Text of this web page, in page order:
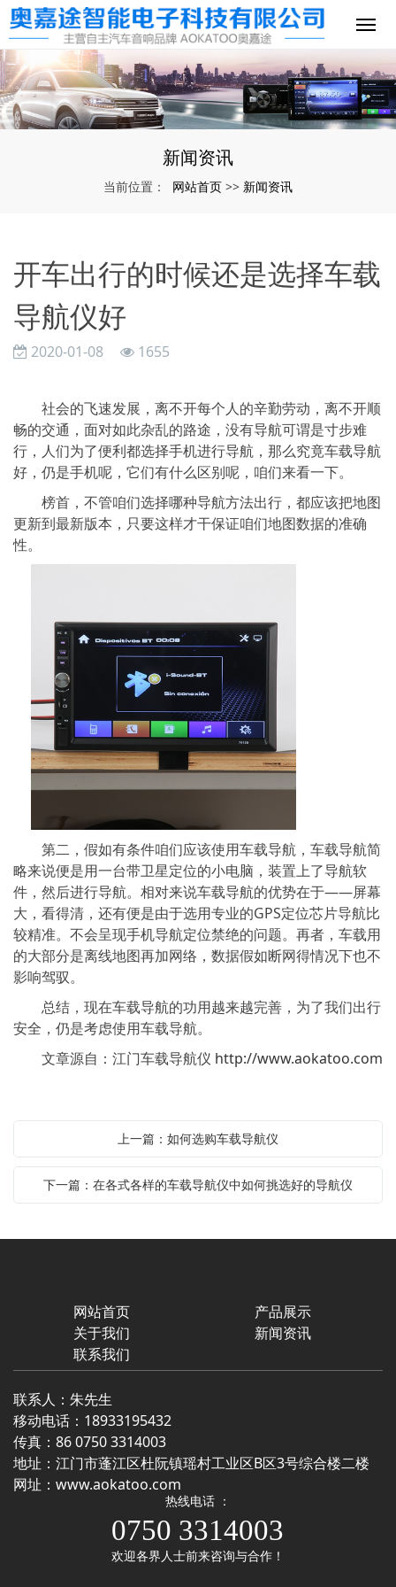
新闻资讯
当前位置： 网站首页 >> 新闻资讯
开车出行的时候还是选择车载
导航仪好
2020-01-08 1655
社会的飞速发展，离不开每个人的辛勤劳动，离不开顺
畅的交通，面对如此杂乱的路途，没有导航可谓是寸步难
行，人们为了便利都选择手机进行导航，那么究竟车载导航
好，仍是手机呢，它们有什么区别呢，咱们来看一下。
榜首，不管咱们选择哪种导航方法出行，都应该把地图
更新到最新版本，只要这样才干保证咱们地图数据的准确
性。
第二，假如有条件咱们应该使用车载导航，车载导航简
略来说便是用一台带卫星定位的小电脑，装置上了导航软
件，然后进行导航。相对来说车载导航的优势在于——屏幕
大，看得清，还有便是由于选用专业的GPS定位芯片导航比
较精准。不会呈现手机导航定位禁绝的问题。再者，车载用
的大部分是离线地图再加网络，数据假如断网得情况下也不
影响驾驭。
总结，现在车载导航的功用越来越完善，为了我们出行
安全，仍是考虑使用车载导航。
文章源自：江门车载导航仪 http://www.aokatoo.com
上一篇：如何选购车载导航仪
下一篇：在各式各样的车载导航仪中如何挑选好的导航仪
网站首页
产品展示
关于我们
新闻资讯
联系我们
联系人：朱先生
移动电话： 18933195432
传真：86 0750 3314003
地址：江门市蓬江区杜阮镇瑶村工业区B区3号综合楼二楼
网址： www.aokatoo.com
热线电话 ：
0750 3314003
欢迎各界人士前来咨询与合作！